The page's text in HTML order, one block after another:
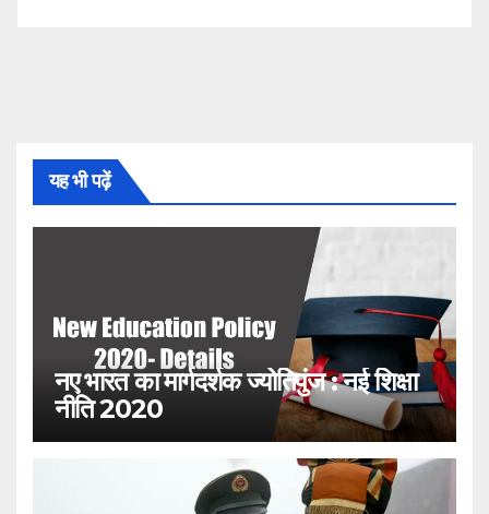
यह भी पढ़ें
नए भारत का मार्गदर्शक ज्योतिपुंज : नई शिक्षा
नीति 2020